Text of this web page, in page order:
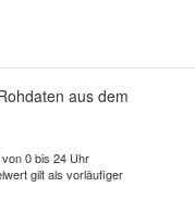
aus dem
0 bis 24 Uhr
gilt als vorläufiger